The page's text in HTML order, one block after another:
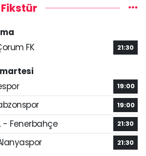
FK
21:30
19:00
19:00
- Fenerbahçe 21:30
21:30